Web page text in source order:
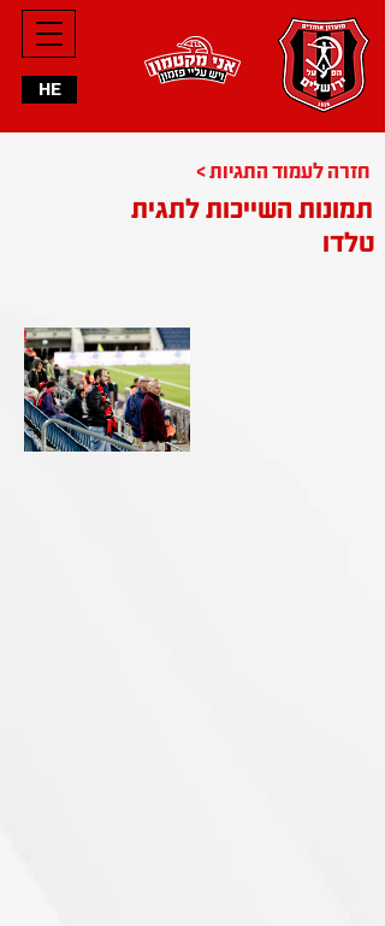
HE
< חזרה לעמוד התגיות
תמונות השייכות לתגית
טלדו